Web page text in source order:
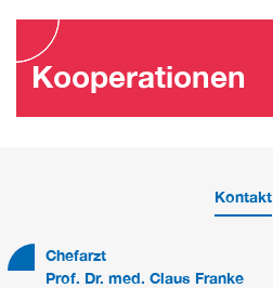
Kooperationen
Kontakt
Chefarzt
Prof. Dr. med. Claus Franke